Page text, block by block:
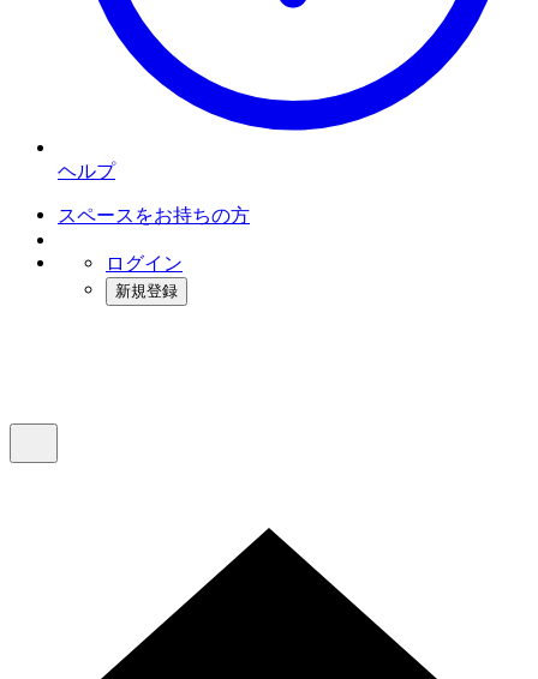
ヘルプ
スペースをお持ちの方
ログイン
新規登録